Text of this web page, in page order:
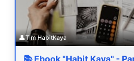
👤Tim HabitKaya
📚 Ebook "Habit Kaya" -